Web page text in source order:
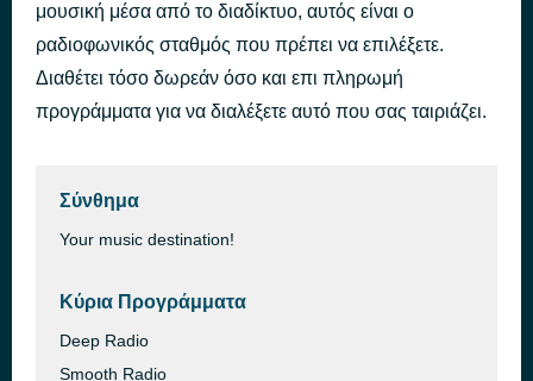
μουσική μέσα από το διαδίκτυο, αυτός είναι ο
ραδιοφωνικός σταθμός που πρέπει να επιλέξετε.
Διαθέτει τόσο δωρεάν όσο και επι πληρωμή
προγράμματα για να διαλέξετε αυτό που σας ταιριάζει.
Σύνθημα
Your music destination!
Κύρια Προγράμματα
Deep Radio
Smooth Radio